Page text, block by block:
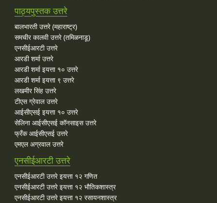
पाठ्यपुस्तक उत्तरे
बालभारती उत्तरे (महाराष्ट्र)
समचीर कालवी उत्तरे (तमिळनाडू)
एनसीईआरटी उत्तरे
आरडी शर्मा उत्तरे
आरडी शर्मा इयत्ता १० उत्तरे
आरडी शर्मा इयत्ता ९ उत्तरे
लखमीर सिंह उत्तरे
टीएस ग्रेवाल उत्तरे
आईसीएसई इयत्ता १० उत्तरे
सेलिना आईसीएसई कॉनसाइस उत्तरे
फ्रँक आईसीएसई उत्तरे
एमएल अग्रवाल उत्तरे
एनसीईआरटी उत्तरे
एनसीईआरटी उत्तरे इयत्ता १२ गणित
एनसीईआरटी उत्तरे इयत्ता १२ भौतिकशास्त्र
एनसीईआरटी उत्तरे इयत्ता १२ रसायनशास्त्र